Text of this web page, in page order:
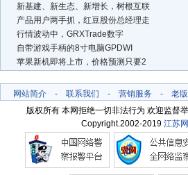
新基建、新生态、新增长，树根互联
产品用户两手抓，红豆股份总经理走
行情波动中，GRXTrade数字
自带游戏手柄的8寸电脑GPDWI
苹果新机即将上市，价格预测只要2
网站简介 - 联系我们 - 营销服务 - 老
版权所有 本网拒绝一切非法行为 欢迎监督
Copyright.2002-2019 江苏